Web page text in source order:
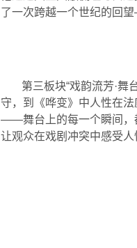
了一次跨越一个世纪的回
第三板块“戏韵流芳·
守，到《哗变》中人性在
——舞台上的每一个瞬间，
让观众在戏剧冲突中感受